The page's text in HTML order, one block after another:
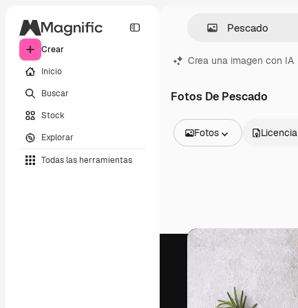
Crear
Inicio
Buscar
Stock
Explorar
Todas las herramientas
Crea una imagen con IA
Fotos De Pescado
Fotos
Vídeos
Clips de vídeo
Motion graphics
Plantillas de vídeos
Modelos 3D
Fuentes
Licencia